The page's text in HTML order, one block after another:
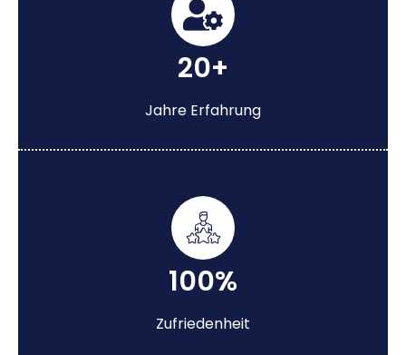
20+
Jahre Erfahrung
100%
Zufriedenheit